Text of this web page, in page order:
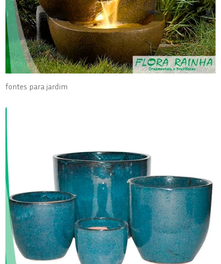
fontes para jardim